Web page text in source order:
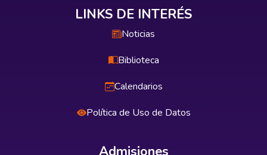
LINKS DE INTERÉS
Noticias
Biblioteca
Calendarios
Política de Uso de Datos
Admisiones